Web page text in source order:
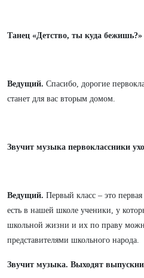
Танец «Детство, ты куда бежишь?»
Ведущий. Спасибо, дорогие
станет для вас вторым домом.
Звучит музыка первоклассники
Ведущий. Первый класс – это
есть в нашей школе ученики, у
школьной жизни и их по праву
представителями школьного народа.
Звучит музыка. Выходят